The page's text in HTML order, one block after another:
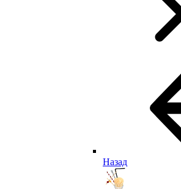
Назад